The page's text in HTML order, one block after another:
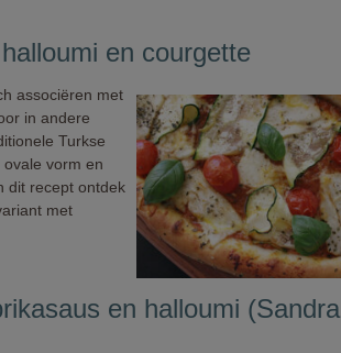
en courgette
associëren met
in andere
Turkse
vorm en
dit recept ontdek
met
en halloumi (Sandra